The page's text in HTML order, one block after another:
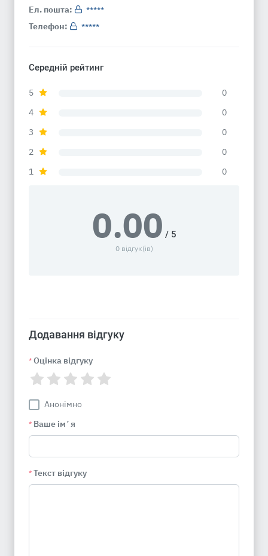
Ел. пошта:
*****
Телефон:
*****
Середній рейтинг
5
0
4
0
3
0
2
0
1
0
0.00 / 5
0 відгук(ів)
Додавання відгуку
* Оцінка відгуку
Анонімно
* Ваше імʼя
* Текст відгуку